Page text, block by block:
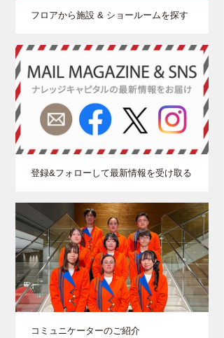
フロアから施設 & ショールームを探す
登録&フォローして最新情報を受け取る
コミュニケーターのご紹介